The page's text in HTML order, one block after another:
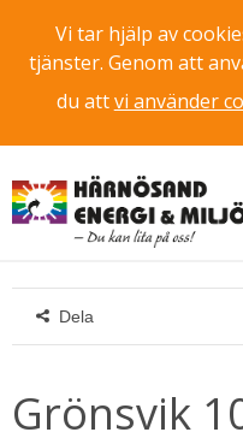
Vi tar hjälp av
tjänster. Genom att
du attvi använder
Dela
Grönsvik